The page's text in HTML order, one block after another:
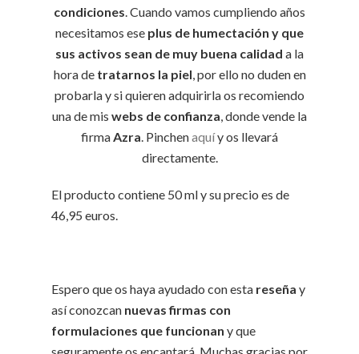
condiciones. Cuando vamos cumpliendo años
necesitamos ese plus de humectación y que
sus activos sean de muy buena calidad a la
hora detratarnos la piel, por ello no duden en
probarla y si quieren adquirirla os recomiendo
una de mis webs de confianza, donde vende la
firmaAzra. Pinchenaquíy os llevará
directamente.
El producto contiene 50 ml y su precio es de
46,95 euros.
Espero que os haya ayudado con esta reseña y
así conozcan nuevas firmas con
formulaciones que funcionan y que